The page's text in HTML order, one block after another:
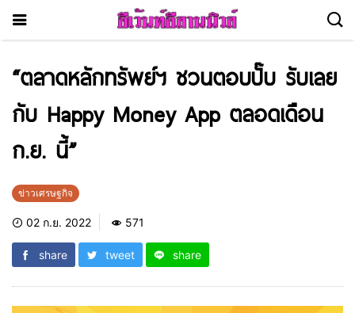
“ตลาดหลักทรัพย์ฯ ชวนตอบปั๊บ รับเลย
กับ Happy Money App ตลอดเดือน
ก.ย. นี้”
ข่าวเศรษฐกิจ
02 ก.ย. 2022 571
share tweet share